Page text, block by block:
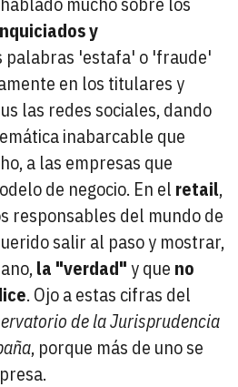
y
palabras 'estafa' o 'fraude'
en los titulares y
las redes sociales, dando
inabarcable que
a las empresas que
de negocio. En el retail,
responsables del mundo de
salir al paso y mostrar,
la "verdad"y que no
. Ojo a estas cifras del
de la Jurisprudencia
, porque más de uno se